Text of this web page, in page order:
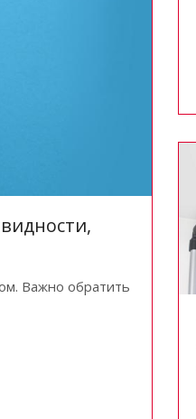
Важно обратить